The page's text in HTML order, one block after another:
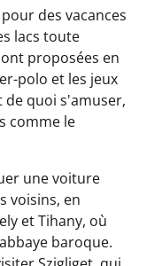
des vacances
lacs toute
proposées en
polo et les jeux
de quoi s'amuser,
comme le
une voiture
voisins, en
et Tihany, où
baroque.